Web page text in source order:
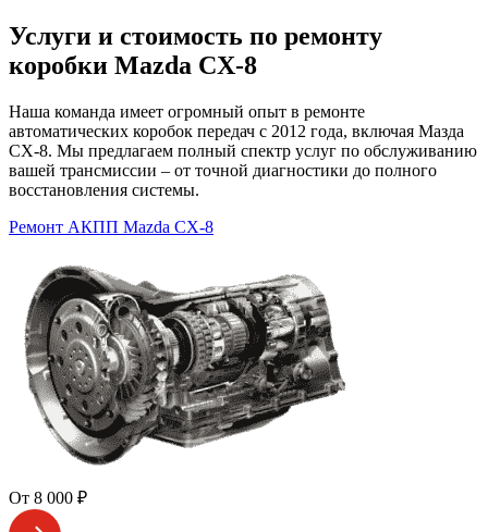
Услуги и стоимость по ремонту
коробки Mazda CX-8
Наша команда имеет огромный опыт в ремонте
автоматических коробок передач с 2012 года, включая Мазда
CX-8. Мы предлагаем полный спектр услуг по обслуживанию
вашей трансмиссии – от точной диагностики до полного
восстановления системы.
Ремонт АКПП Mazda CX-8
От 8 000 ₽